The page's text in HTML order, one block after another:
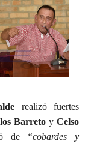
realizó fuertes
Barreto y Celso
de “cobardes y